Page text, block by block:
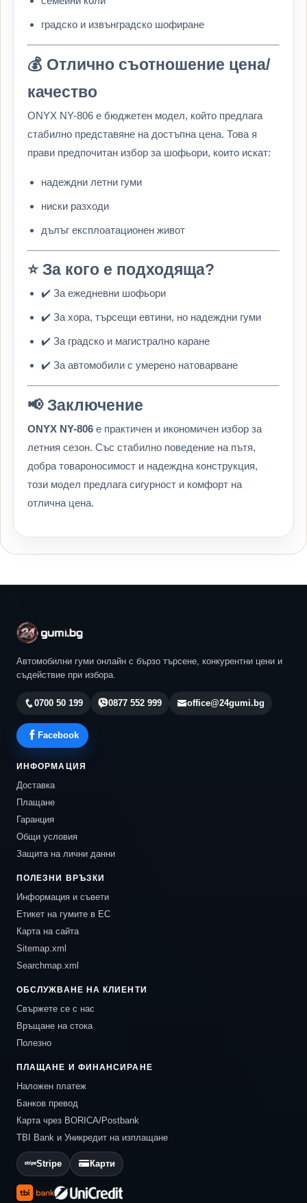
градско и извънградско шофиране
💰 Отлично съотношение цена/
качество
ONYX NY-806 е бюджетен модел, който предлага
стабилно представяне на достъпна цена. Това я
прави предпочитан избор за шофьори, които искат:
надеждни летни гуми
ниски разходи
дълъг експлоатационен живот
⭐ За кого е подходяща?
✔️ За ежедневни шофьори
✔️ За хора, търсещи евтини, но надеждни гуми
✔️ За градско и магистрално каране
✔️ За автомобили с умерено натоварване
📢 Заключение
ONYX NY-806 е практичен и икономичен избор за
летния сезон. Със стабилно поведение на пътя,
добра товароносимост и надеждна конструкция,
този модел предлага сигурност и комфорт на
отлична цена.
Автомобилни гуми онлайн с бързо търсене, конкурентни цени и
съдействие при избора.
0700 50 199 0877 552 999 office@24gumi.bg
Facebook
ИНФОРМАЦИЯ
Доставка
Плащане
Гаранция
Общи условия
Защита на лични данни
ПОЛЕЗНИ ВРЪЗКИ
Информация и съвети
Етикет на гумите в ЕС
Карта на сайта
Sitemap.xml
Searchmap.xml
ОБСЛУЖВАНЕ НА КЛИЕНТИ
Свържете се с нас
Връщане на стока
Полезно
ПЛАЩАНЕ И ФИНАНСИРАНЕ
Наложен платеж
Банков превод
Карта чрез BORICA/Postbank
TBI Bank и Уникредит на изплащане
Stripe Карти